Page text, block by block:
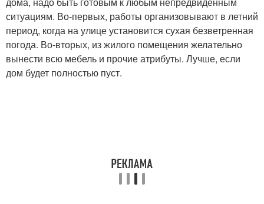
ситуациям. Во-первых, работы организовывают в летний
период, когда на улице установится сухая безветренная
погода. Во-вторых, из жилого помещения желательно
вынести всю мебель и прочие атрибуты. Лучше, если
дом будет полностью пуст.